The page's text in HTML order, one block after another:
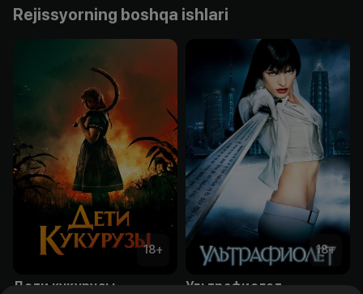
Rejissyorning boshqa ishlari
18+
Дети кукурузы
18+
Ультрафиолет